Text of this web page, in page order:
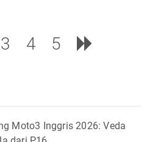
3 4 5
Moto3 Inggris 2026: Veda